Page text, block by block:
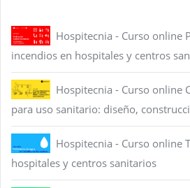
Hospitecnia - Curso online
incendios en hospitales y centros
Hospitecnia - Curso online
para uso sanitario: diseño,
Hospitecnia - Curso online
hospitales y centros sanitarios